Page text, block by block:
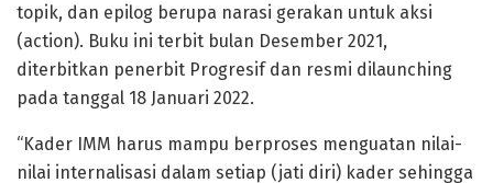
topik, dan epilog berupa narasi gerakan untuk aksi
(action). Buku ini terbit bulan Desember 2021,
diterbitkan penerbit Progresif dan resmi dilaunching
pada tanggal 18 Januari 2022.
“Kader IMM harus mampu berproses menguatan nilai-
nilai internalisasi dalam setiap (jati diri) kader sehingga